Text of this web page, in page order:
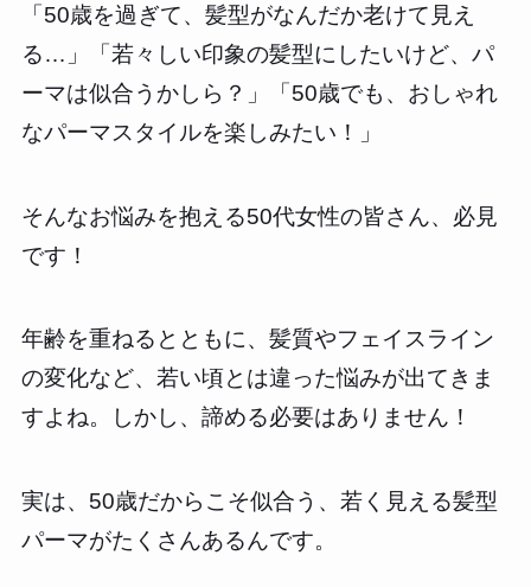
「50歳を過ぎて、髪型がなんだか老けて見え
る…」「若々しい印象の髪型にしたいけど、パ
ーマは似合うかしら？」「50歳でも、おしゃれ
なパーマスタイルを楽しみたい！」
そんなお悩みを抱える50代女性の皆さん、必見
です！
年齢を重ねるとともに、髪質やフェイスライン
の変化など、若い頃とは違った悩みが出てきま
すよね。しかし、諦める必要はありません！
実は、50歳だからこそ似合う、若く見える髪型
パーマがたくさんあるんです。